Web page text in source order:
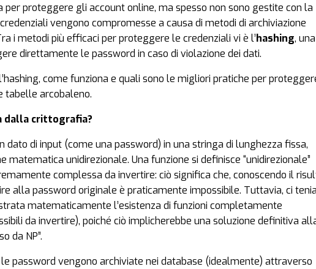
per proteggere gli account online, ma spesso non sono gestite con la
vengono compromesse a causa di metodi di archiviazione
i metodi più efficaci per proteggere le credenziali vi è l’hashing, una
direttamente le password in caso di violazione dei dati.
come funziona e quali sono le migliori pratiche per
tabelle arcobaleno.
dalla crittografia?
dato di input (come una password) in una stringa di lunghezza fissa,
unidirezionale. Una funzione si definisce “unidirezionale”
complessa da invertire: ciò significa che, conoscendo il
alla password originale è praticamente impossibile. Tuttavia, ci
matematicamente l’esistenza di funzioni completamente
da invertire), poiché ciò implicherebbe una soluzione definitiva
da NP”.
password vengono archiviate nei database (idealmente) attraverso